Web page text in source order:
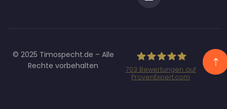
© 2025 Timospecht.de – Alle
Rechte vorbehalten
703 Bewertungen auf
ProvenExpert.com